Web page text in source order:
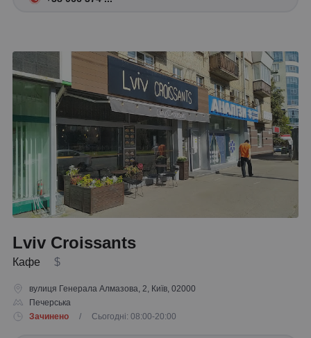
Lviv Croissants
Кафе $
вулиця Генерала Алмазова, 2, Київ, 02000
Печерська
Зачинено
/ Сьогодні: 08:00-20:00